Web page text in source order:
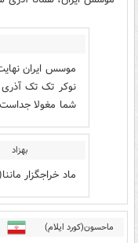
موسس ایران
نوکر تک تک
شما مغولا
بهزاد
ماد خراجگزار
ماحسون(کورد ایلام)